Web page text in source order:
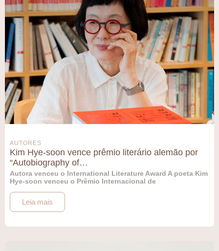
AUTORES
Kim Hye-soon vence prêmio literário alemão por
“Autobiography of…
Autora venceu o International Literature Award A poeta Kim
Hye-soon venceu o Prêmio Internacional de
Leia mais